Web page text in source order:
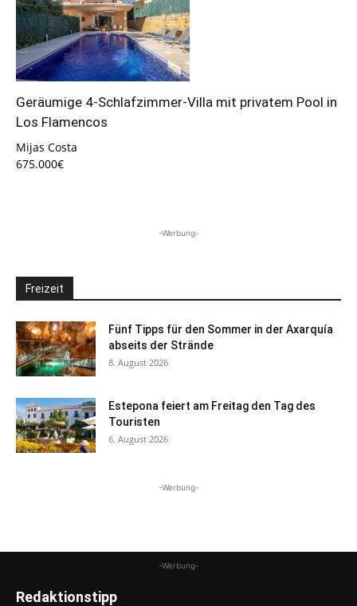
Geräumige 4-Schlafzimmer-Villa mit privatem Pool in
Los Flamencos
Mijas Costa
675.000€
-Werbung-
Freizeit
Fünf Tipps für den Sommer in der Axarquía
abseits der Strände
8. August 2026
Estepona feiert am Freitag den Tag des
Touristen
6. August 2026
-Werbung-
-Werbung-
Redaktionstipp